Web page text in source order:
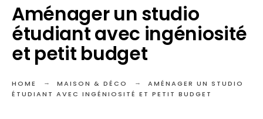
Aménager un studio
étudiant avec ingéniosité
et petit budget
HOME MAISON & DÉCO
AMÉNAGER UN STUDIO
ÉTUDIANT AVEC INGÉNIOSITÉ ET PETIT BUDGET